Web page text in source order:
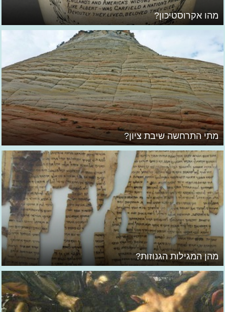
מהו אקרוסטיכון?
מתי התרחשה שיבת ציון?
מהן המגילות הגנוזות?